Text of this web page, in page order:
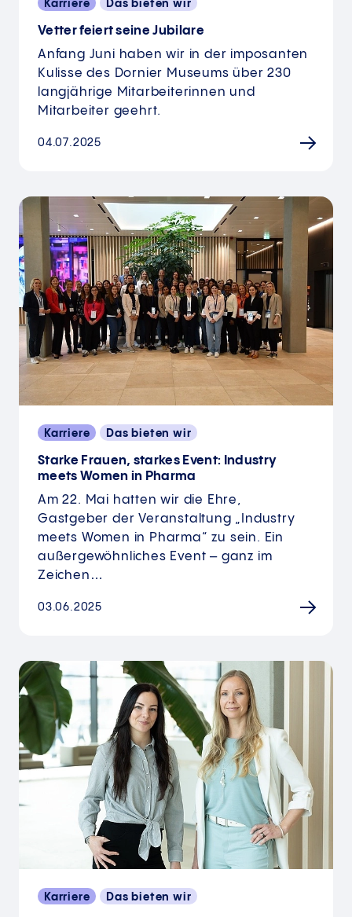
Karriere Das bieten wir
Vetter feiert seine Jubilare
Anfang Juni haben wir in der imposanten
Kulisse des Dornier Museums über 230
langjährige Mitarbeiterinnen und
Mitarbeiter geehrt.
04.07.2025
Karriere Das bieten wir
Starke Frauen, starkes Event: Industry
meets Women in Pharma
Am 22. Mai hatten wir die Ehre,
Gastgeber der Veranstaltung „Industry
meets Women in Pharma“ zu sein. Ein
außergewöhnliches Event – ganz im
Zeichen…
03.06.2025
Karriere Das bieten wir